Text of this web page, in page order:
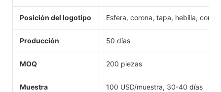
Posición del logotipo Esfera, corona, tapa, hebilla, correa
Producción 50 días
MOQ 200 piezas
Muestra 100 USD/muestra, 30-40 días